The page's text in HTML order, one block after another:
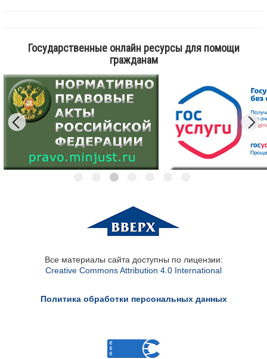
Государственные онлайн ресурсы для помощи
гражданам
Все материалы сайта доступны по лицензии:
Creative Commons Attribution 4.0 International
Политика обработки персональных данных